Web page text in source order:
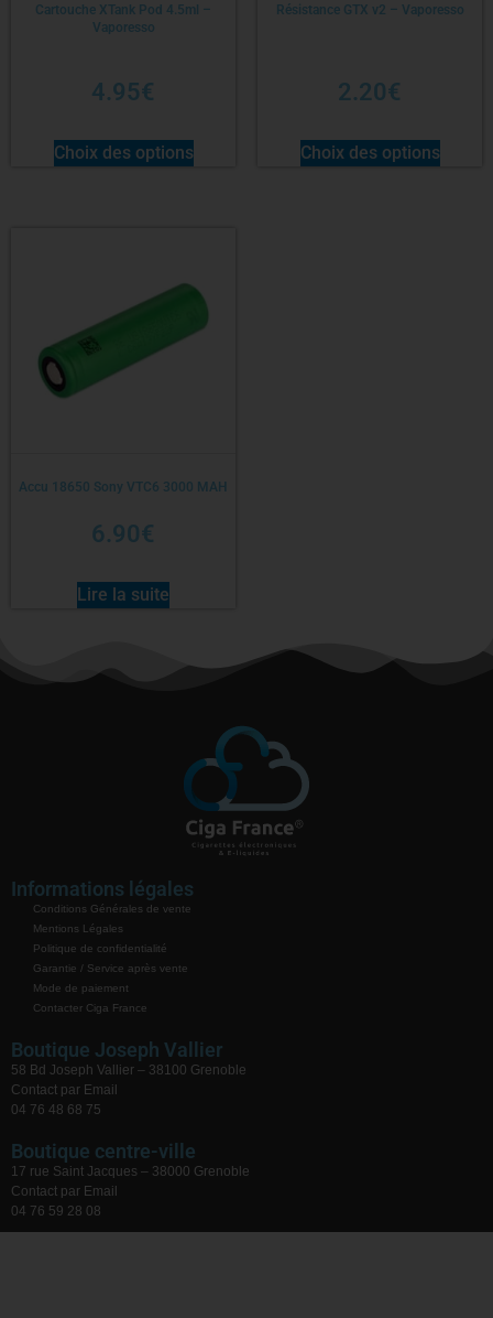
Cartouche XTank Pod 4.5ml –
Vaporesso
4.95€
Choix des options
Résistance GTX v2 – Vaporesso
2.20€
Choix des options
Accu 18650 Sony VTC6 3000 MAH
6.90€
Lire la suite
Informations légales
Conditions Générales de vente
Mentions Légales
Politique de confidentialité
Garantie / Service après vente
Mode de paiement
Contacter Ciga France
Boutique Joseph Vallier
58 Bd Joseph Vallier – 38100 Grenoble
Contact par Email
04 76 48 68 75
Boutique centre-ville
17 rue Saint Jacques – 38000 Grenoble
Contact par Email
04 76 59 28 08